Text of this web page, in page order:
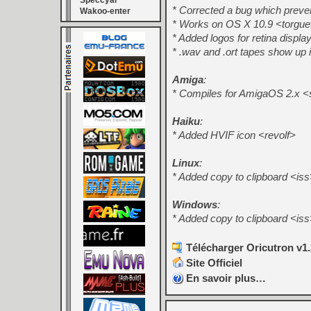
Wakoo-enter
* Corrected a bug which
* Works on OS X 10.9
* Added logos for retina
* .wav and .ort tapes show up
Amiga:
* Compiles for AmigaOS 2.x
Haiku:
* Added HVIF icon <revolf>
Linux:
* Added copy to clipboard
Windows:
* Added copy to clipboard
Télécharger Oricutron
Site Officiel
En savoir plus…